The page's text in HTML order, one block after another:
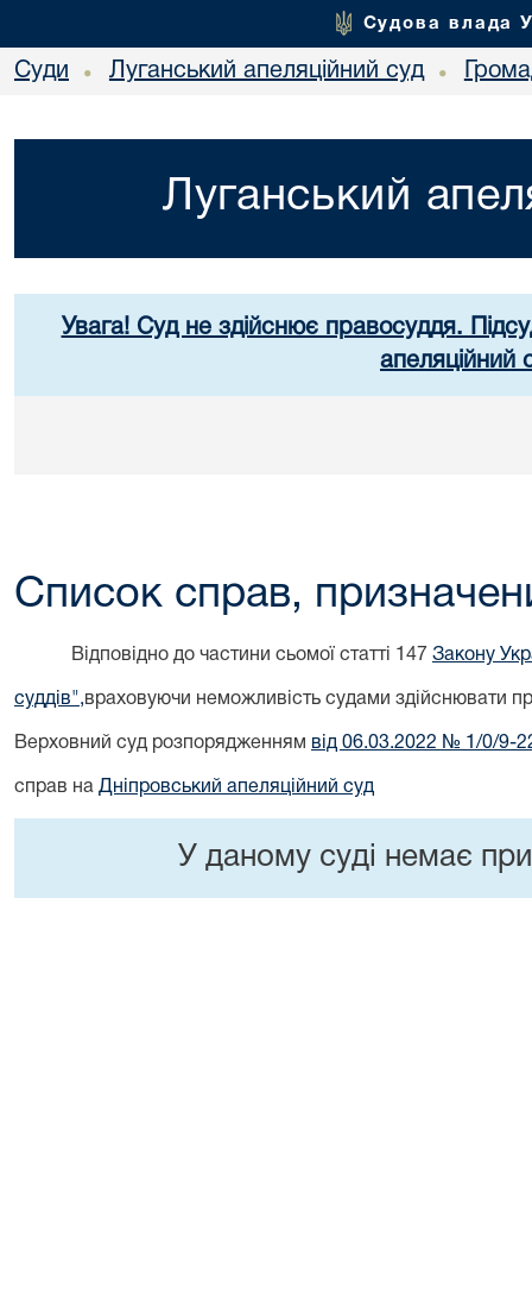
Судова влада
Суди • Луганський апеляційний суд •
Луганський
Увага! Суд не здійснює правосуддя.
апеляційний
Список справ,
Відповідно до частини сьомої статті 147 Закону
суддів", враховуючи неможливість судами здійснювати
Верховний суд розпорядженням від 06.03.2022 № 1/0/9-
справ на Дніпровський апеляційний суд
У даному суді немає